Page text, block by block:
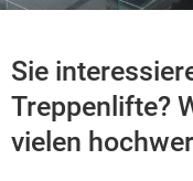
Sie
Treppenlifte?
vielen